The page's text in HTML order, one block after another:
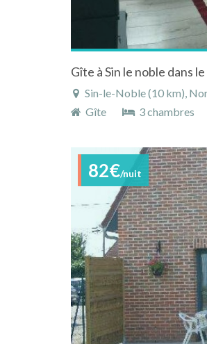
Gîte à Sin le noble dans
Sin-le-Noble (10 km),
Gîte
3 chambres
82€/nuit